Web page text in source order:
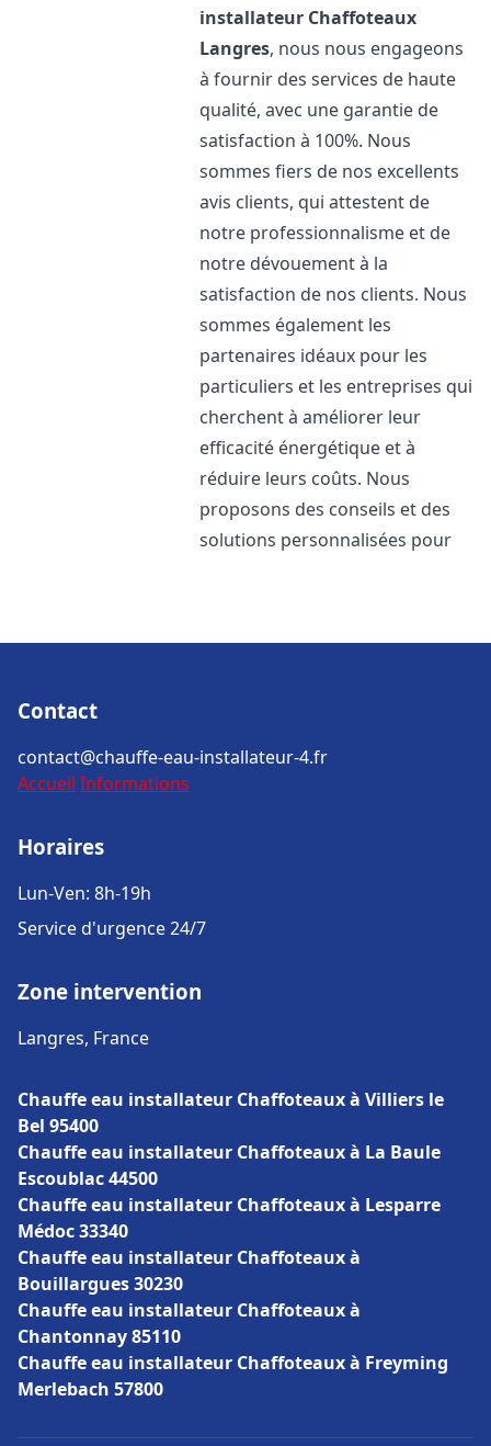
installateur Chaffoteaux
Langres, nous nous engageons
à fournir des services de haute
qualité, avec une garantie de
satisfaction à 100%. Nous
sommes fiers de nos excellents
avis clients, qui attestent de
notre professionnalisme et de
notre dévouement à la
satisfaction de nos clients. Nous
sommes également les
partenaires idéaux pour les
particuliers et les entreprises qui
cherchent à améliorer leur
efficacité énergétique et à
réduire leurs coûts. Nous
proposons des conseils et des
solutions personnalisées pour
Contact
contact@chauffe-eau-installateur-4.fr
Accueil Informations
Horaires
Lun-Ven: 8h-19h
Service d'urgence 24/7
Zone intervention
Langres, France
Chauffe eau installateur Chaffoteaux à Villiers le
Bel 95400
Chauffe eau installateur Chaffoteaux à La Baule
Escoublac 44500
Chauffe eau installateur Chaffoteaux à Lesparre
Médoc 33340
Chauffe eau installateur Chaffoteaux à
Bouillargues 30230
Chauffe eau installateur Chaffoteaux à
Chantonnay 85110
Chauffe eau installateur Chaffoteaux à Freyming
Merlebach 57800